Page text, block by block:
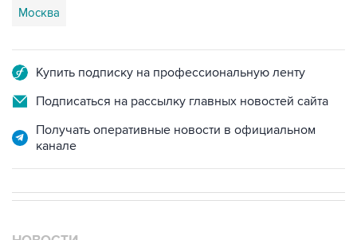
Москва
Купить подписку на профессиональную ленту
Подписаться на рассылку главных новостей сайта
Получать оперативные новости в официальном
канале